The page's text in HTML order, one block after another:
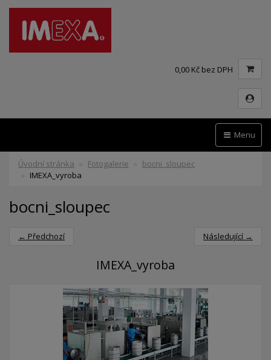
0,00 Kč bez DPH
Menu
Úvodní stránka Fotogalerie
bocni_sloupec
IMEXA_vyroba
bocni_sloupec
← Předchozí Následující →
IMEXA_vyroba